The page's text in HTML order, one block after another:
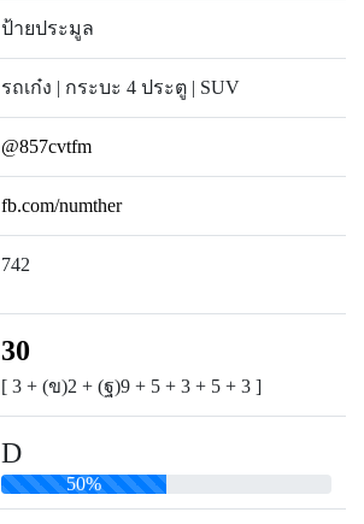
ป้ายประมูล
รถเก๋ง | กระบะ 4 ประตู | SUV
@857cvtfm
fb.com/numther
742
30
[ 3 + (ข)2 + (ฐ)9 + 5 + 3 + 5 + 3 ]
D
50%